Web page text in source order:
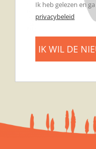
Ik heb gelezen en
privacybeleid